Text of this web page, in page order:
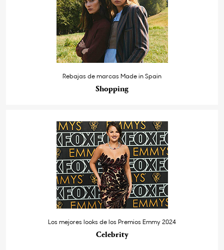
Rebajas de marcas Made in Spain
Shopping
Los mejores looks de los Premios Emmy 2024
Celebrity